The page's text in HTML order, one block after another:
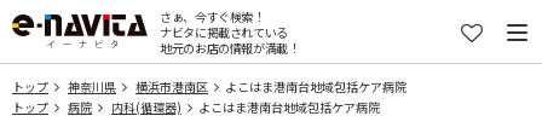
さぁ、今すぐ検索！
ナビタに掲載されている
地元のお店の情報が満載！
トップ 神奈川県 横浜市港南区
よこはま港南台地域包括ケア病院
トップ
病院 内科(循環器) よこはま港南台地域包括ケア病院